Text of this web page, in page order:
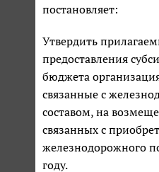
постановляет:
Утвердить
предоставления
бюджета
связанные с
составом, на
связанных с
железнодорожного
году.